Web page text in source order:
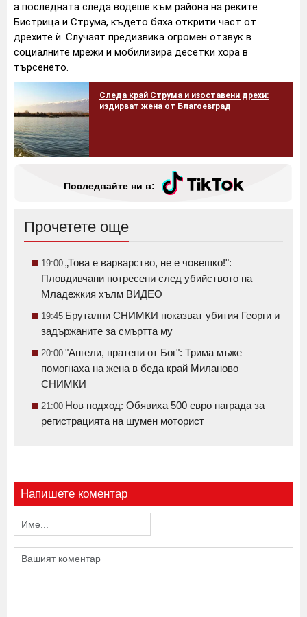
а последната следа водеше към района на реките
Бистрица и Струма, където бяха открити част от
дрехите ѝ. Случаят предизвика огромен отзвук в
социалните мрежи и мобилизира десетки хора в
търсенето.
Следа край Струма и изоставени дрехи:
издирват жена от Благоевград
Последвайте ни в:
Прочетете още
19:00 „Това е варварство, не е човешко!":
Пловдивчани потресени след убийството на
Младежкия хълм ВИДЕО
19:45 Брутални СНИМКИ показват убития Георги и
задържаните за смъртта му
20:00 "Ангели, пратени от Бог": Трима мъже
помогнаха на жена в беда край Миланово
СНИМКИ
21:00 Нов подход: Обявиха 500 евро награда за
регистрацията на шумен моторист
Напишете коментар